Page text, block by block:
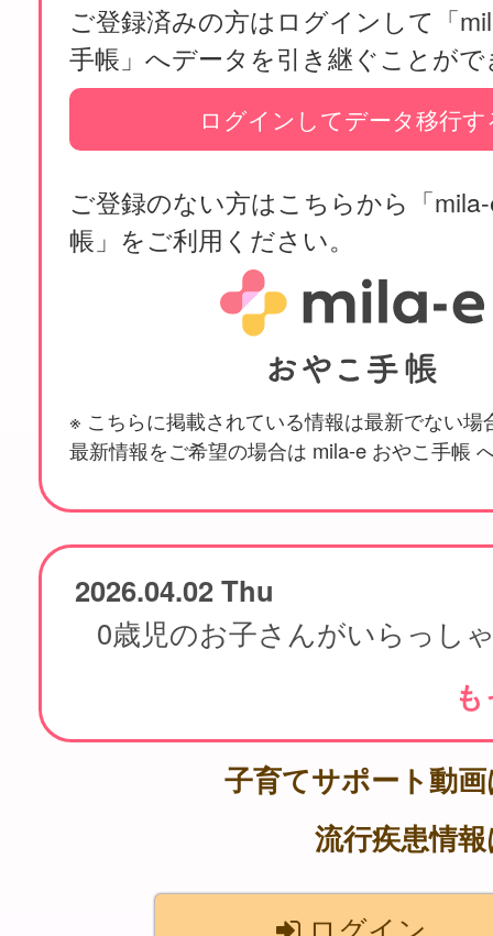
ご登録済みの方はログインして「
手帳」へデータを引き継ぐことが
ログインしてデータ移行す
ご登録のない方はこちらから「
帳」をご利用ください。
※ こちらに掲載されている情報は最新でない場
最新情報をご希望の場合は mila-e おやこ手帳
2026.04.02 Thu
子育てサポート動
流行疾患情
ログイン